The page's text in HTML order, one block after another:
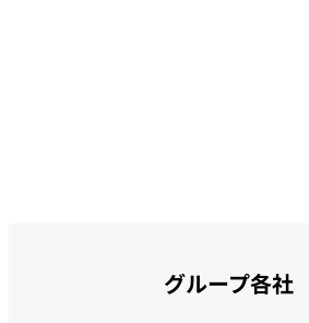
グループ各社